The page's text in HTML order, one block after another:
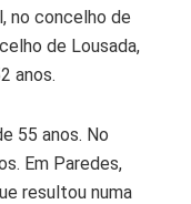
no concelho de
de Lousada,
anos.
55 anos. No
Em Paredes,
resultou numa